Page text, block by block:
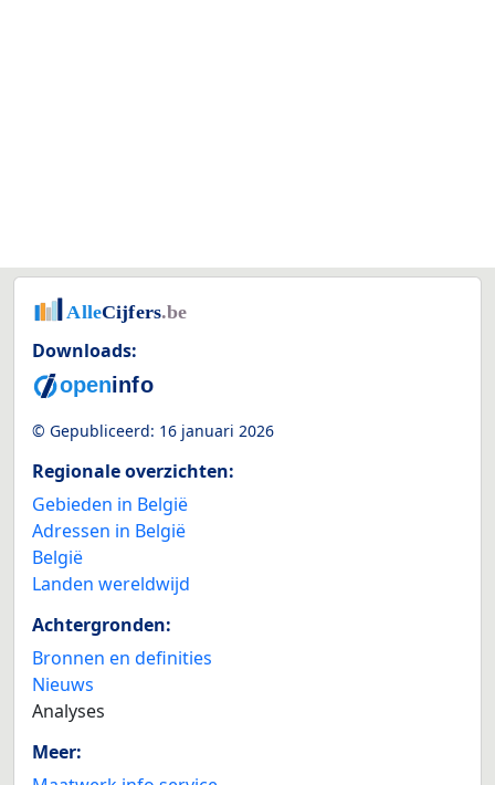
Downloads:
© Gepubliceerd: 16 januari 2026
Regionale overzichten:
Gebieden in België
Adressen in België
België
Landen wereldwijd
Achtergronden:
Bronnen en definities
Nieuws
Analyses
Meer: